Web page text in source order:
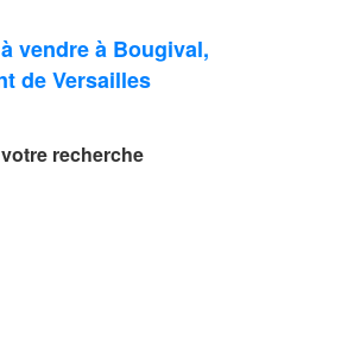
vendre à Bougival,
de Versailles
recherche